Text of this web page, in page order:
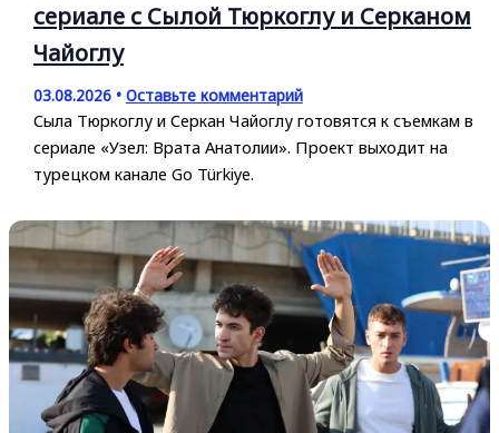
сериале с Сылой Тюркоглу и Серканом
Чайоглу
03.08.2026 • Оставьте комментарий
Сыла Тюркоглу и Серкан Чайоглу готовятся к съемкам в
сериале «Узел: Врата Анатолии». Проект выходит на
турецком канале Go Türkiye.